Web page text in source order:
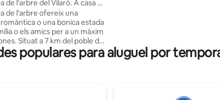
de l'arbre del Vilaró. A casa da
de l'arbre ofereix una
o una bonica estada
o els amics per a un màxim
Situat a 7 km del poble de
La casa està
tres roures forts, a l'alta
populares para aluguel por